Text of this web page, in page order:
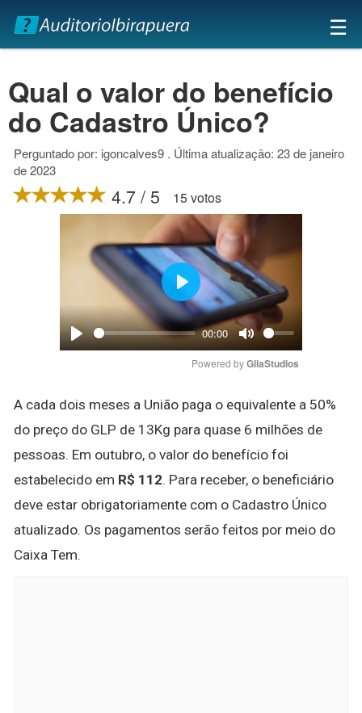
×
☰
Qual o valor do benefício
do Cadastro Único?
Perguntado por: igoncalves9 . Última atualização: 23 de janeiro
de 2023
4.7 / 5 15 votos
Play
00:00
Mute
Play
Powered by GliaStudios
A cada dois meses a União paga o equivalente a 50%
do preço do GLP de 13Kg para quase 6 milhões de
pessoas. Em outubro, o valor do benefício foi
estabelecido em R$ 112. Para receber, o beneficiário
deve estar obrigatoriamente com o Cadastro Único
atualizado. Os pagamentos serão feitos por meio do
Caixa Tem.